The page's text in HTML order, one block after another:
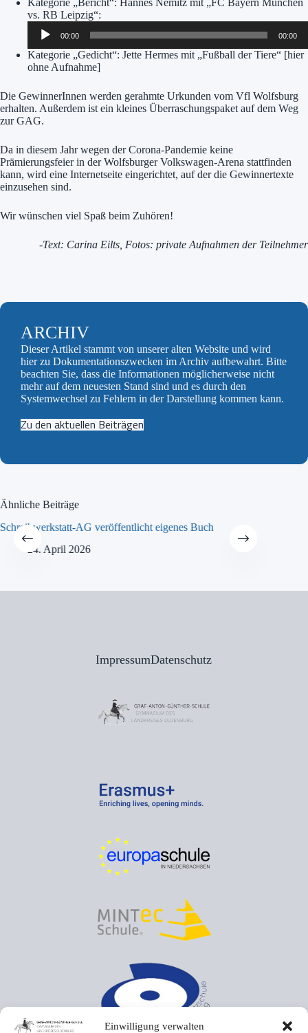
Einwilligung verwalten
vs. RB Leipzig“:
Audio-
Player
00:00 00:00
Kategorie „Gedicht“: Jette Hermes mit „Fußball der Tiere“ [hier
ohne Aufnahme]
Die GewinnerInnen werden gerahmte Urkunden vom Vfl Wolfsburg
erhalten. Außerdem ist ein kleines Überraschungspaket auf dem Weg
zur GAG.
Da in diesem Jahr wegen der Corona-Pandemie keine
Prämierungsfeier in der Wolfsburger Volkswagen-Arena stattfinden
kann, wird eine Internetseite eingerichtet, auf der die Gewinnertexte
einzusehen sind.
Wir wünschen viel Spaß beim Zuhören!
-Text: Carina Eilts, Fotos: private Aufnahmen der Teilnehmer
ARCHIV
Dieser Artikel stammt von unserer alten Website und wird
hier zu Dokumentationszwecken im Archiv aufbewahrt. Bitte
beachten Sie, dass die Informationen möglicherweise nicht
mehr auf dem neuesten Stand sind und es durch den
Systemwechsel zu Fehlern in der Darstellung kommen kann.
Zu den aktuellen Beiträgen
Ähnliche Beiträge
Schreibwerkstatt-AG veröffentlicht eigenes Buch
24. April 2026
ImpressumDatenschutz